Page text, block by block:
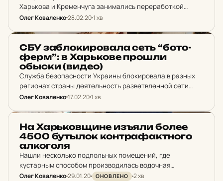
Харькова и Кременчуга занимались переработкой
устаревших образцов оружия для приведения его в
Олег Коваленко28.02.201 хв
НОВИНИ ХАРКОВА
СБУ заб­ло­ки­ро­ва­ла сеть “бо­то­
ферм”: в Харь­ко­ве прошли
обыски (видео)
Служба безопасности Украины блокировала в разных
регионах страны деятельность разветвленной сети
«ботоферм», оборудование которых поддерживалось
Олег Коваленко17.02.201 хв
На Харь­ков­щи­не изъяли более
4500 бут­ылок кон­тра­фак­тно­го
ал­ко­го­ля
Нашли несколько подпольных помещений, где
кустарным способом производилась водочная
продукция.
Олег Коваленко29.01.20 ОНОВЛЕНО 2 хв